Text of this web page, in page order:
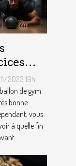
vous
un
de
2023 19h
de gym
bonne
vous
à quelle fin